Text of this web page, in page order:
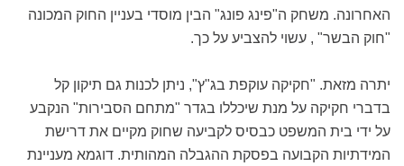
האחרונה. משחק ה"פינג פונג" הבין מוסדי בעניין החוק המכונה
"חוק הבשר" , עשוי להצביע על כך.
יתרה מזאת. "חקיקה עוקפת בג"ץ", ניתן לכנות גם תיקון קל
בדברי חקיקה על מנת שיכללו בגדר "מתחם הסבירות" הנקבע
על ידי בית המשפט כבסיס לקביעה שחוק מקיים את דרישת
המידתיות הקבועה בפסקת ההגבלה המהותית. דוגמא מעניינת